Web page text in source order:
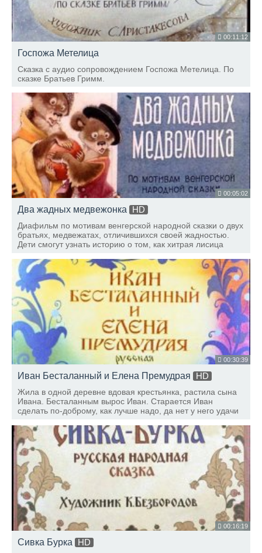
00:11:12
Госпожа Метелица
Сказка с аудио сопровождением Госпожа Метелица. По
сказке Братьев Гримм.
00:05:02
Два жадных медвежонка
HD
Диафильм по мотивам венгерской народной сказки о двух
братьях, медвежатах, отличившихся своей жадностью.
Дети смогут узнать историю о том, как хитрая лисица
00:30:39
Иван Бесталанный и Елена Премудрая
HD
Жила в одной деревне вдовая крестьянка, растила сына
Ивана. Бесталанным вырос Иван. Старается Иван
сделать по-доброму, как лучше надо, да нет у него удачи
бесталанного пойдет.
00:16:19
Сивка Бурка
HD